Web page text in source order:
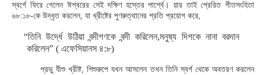
স্বর্গে ফিরে গেলেন ঈশ্বরের সেই দক্ষিণ হস্তের পার্শ্বে। য়ার তাই প্রেরিত গীতসংহিতা
৬৮:১৮-কে উদ্ধৃত করলেন, যা খ্রীষ্টের পুণরুত্থানের প্রতি প্রয়োগ করে,
“তিনি উর্দ্ধে উঠিয়া বন্দীগণকে বন্দী করিলেন,মনুষ্য দিগকে নানা বরদান
করিলেন” ( এফেসিয়ানস ৪:৮)
প্রভু যীশু খ্রীষ্ট, শিশুরুপে যখন আসলেন তখন তিনি স্বর্গ থেকে অবতরণ করলেন